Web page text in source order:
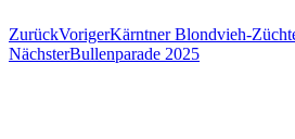
ZurückVorigerKärntner Blondvieh-
NächsterBullenparade 2025